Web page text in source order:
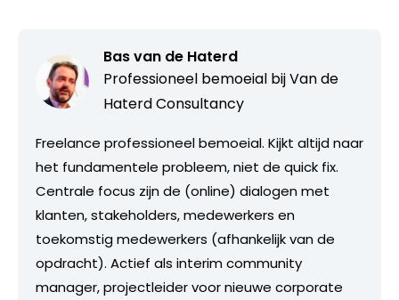
Bas van de Haterd
Professioneel bemoeial bijVan de
Haterd Consultancy
Freelance professioneel bemoeial. Kijkt altijd naar
het fundamentele probleem, niet de quick fix.
Centrale focus zijn de (online) dialogen met
klanten, stakeholders, medewerkers en
toekomstig medewerkers (afhankelijk van de
opdracht). Actief als interim community
manager, projectleider voor nieuwe corporate